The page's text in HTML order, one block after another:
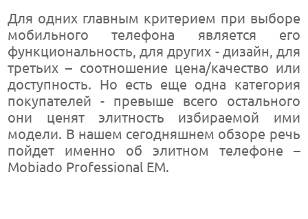
Для одних главным критерием при выборе
мобильного телефона является его
функциональность, для других - дизайн, для
третьих – соотношение цена/качество или
доступность. Но есть еще одна категория
покупателей - превыше всего остального
они ценят элитность избираемой ими
модели. В нашем сегодняшнем обзоре речь
пойдет именно об элитном телефоне –
Mobiado Professional EM.